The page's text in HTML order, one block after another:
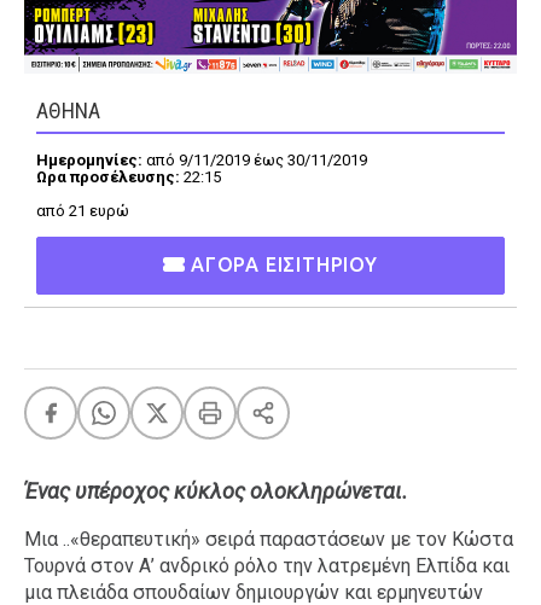
Agenda
FEEDS
Πάσχα
Retro Summer
Xmas
LIFE
Food
Body+Mind
Ταξίδια
Style
ΑΘΗΝΑ
Ημερομηνίες: από 9/11/2019 έως 30/11/2019
Ωρα προσέλευσης: 22:15
από 21 ευρώ
ΑΓΟΡΑ ΕΙΣΙΤΗΡΙΟΥ
Ένας υπέροχος κύκλος ολοκληρώνεται.
Μια ..«θεραπευτική» σειρά παραστάσεων με τον Κώστα
Τουρνά στον Α’ ανδρικό ρόλο την λατρεμένη Ελπίδα και
μια πλειάδα σπουδαίων δημιουργών και ερμηνευτών